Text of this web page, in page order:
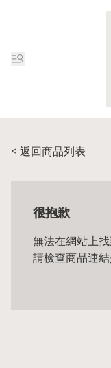
< 返回商品列表
很抱歉
無法在網站上
請檢查商品連結